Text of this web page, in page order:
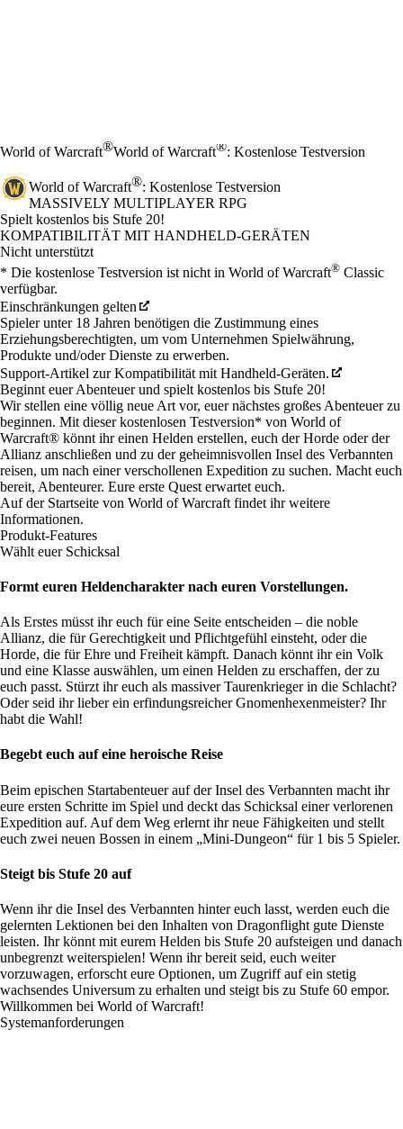
World of Warcraft®World of Warcraft®: Kostenlose Testversion
World of Warcraft®: Kostenlose Testversion
MASSIVELY MULTIPLAYER RPG
Product Notification
Spielt kostenlos bis Stufe 20!
Available actions
KOMPATIBILITÄT MIT HANDHELD-GERÄTEN
Nicht unterstützt
* Die kostenlose Testversion ist nicht in World of Warcraft® Classic
verfügbar.
Einschränkungen gelten
Spieler unter 18 Jahren benötigen die Zustimmung eines
Erziehungsberechtigten, um vom Unternehmen Spielwährung,
Produkte und/oder Dienste zu erwerben.
Support-Artikel zur Kompatibilität mit Handheld-Geräten.
Beginnt euer Abenteuer und spielt kostenlos bis Stufe 20!
Wir stellen eine völlig neue Art vor, euer nächstes großes Abenteuer zu
beginnen. Mit dieser kostenlosen Testversion* von World of
Warcraft® könnt ihr einen Helden erstellen, euch der Horde oder der
Allianz anschließen und zu der geheimnisvollen Insel des Verbannten
reisen, um nach einer verschollenen Expedition zu suchen. Macht euch
bereit, Abenteurer. Eure erste Quest erwartet euch.
Auf der Startseite von World of Warcraft findet ihr weitere
Informationen.
Produkt-Features
Wählt euer Schicksal
Formt euren Heldencharakter nach euren Vorstellungen.
Als Erstes müsst ihr euch für eine Seite entscheiden – die noble
Allianz, die für Gerechtigkeit und Pflichtgefühl einsteht, oder die
Horde, die für Ehre und Freiheit kämpft. Danach könnt ihr ein Volk
und eine Klasse auswählen, um einen Helden zu erschaffen, der zu
euch passt. Stürzt ihr euch als massiver Taurenkrieger in die Schlacht?
Oder seid ihr lieber ein erfindungsreicher Gnomenhexenmeister? Ihr
habt die Wahl!
Begebt euch auf eine heroische Reise
Beim epischen Startabenteuer auf der Insel des Verbannten macht ihr
eure ersten Schritte im Spiel und deckt das Schicksal einer verlorenen
Expedition auf. Auf dem Weg erlernt ihr neue Fähigkeiten und stellt
euch zwei neuen Bossen in einem „Mini-Dungeon“ für 1 bis 5 Spieler.
Steigt bis Stufe 20 auf
Wenn ihr die Insel des Verbannten hinter euch lasst, werden euch die
gelernten Lektionen bei den Inhalten von Dragonflight gute Dienste
leisten. Ihr könnt mit eurem Helden bis Stufe 20 aufsteigen und danach
unbegrenzt weiterspielen! Wenn ihr bereit seid, euch weiter
vorzuwagen, erforscht eure Optionen, um Zugriff auf ein stetig
wachsendes Universum zu erhalten und steigt bis zu Stufe 60 empor.
Willkommen bei World of Warcraft!
Systemanforderungen